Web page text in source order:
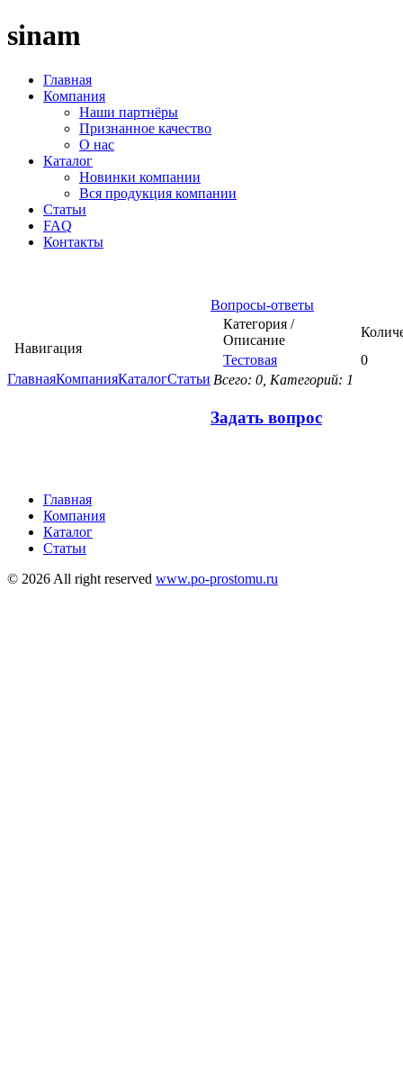
sinam
Главная
Компания
Наши партнёры
Признанное качество
О нас
Каталог
Новинки компании
Вся продукция компании
Статьи
FAQ
Контакты
Навигация
ГлавнаяКомпанияКаталогСтатьи
Вопросы-ответы
Категория /
Описание
Тестовая
0
Всего: 0, Категорий: 1
Задать вопрос
Главная
Компания
Каталог
Статьи
© 2026 All right reserved www.po-prostomu.ru